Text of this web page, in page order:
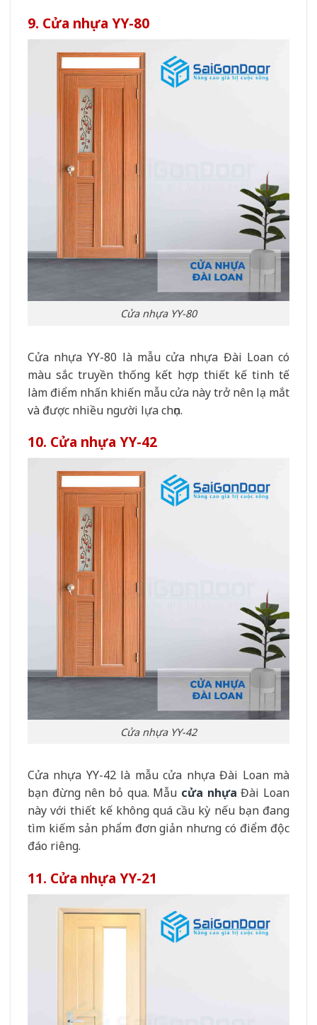
9. Cửa nhựa YY-80
Cửa nhựa YY-80
Cửa nhựa YY-80 là mẫu cửa nhựa Đài Loan có
màu sắc truyền thống kết hợp thiết kế tinh tế
làm điểm nhấn khiến mẫu cửa này trở nên lạ mắt
và được nhiều người lựa chọn.
10. Cửa nhựa YY-42
Cửa nhựa YY-42
Cửa nhựa YY-42 là mẫu cửa nhựa Đài Loan mà
bạn đừng nên bỏ qua. Mẫu cửa nhựa Đài Loan
này với thiết kế không quá cầu kỳ nếu bạn đang
tìm kiếm sản phẩm đơn giản nhưng có điểm độc
đáo riêng.
11. Cửa nhựa YY-21